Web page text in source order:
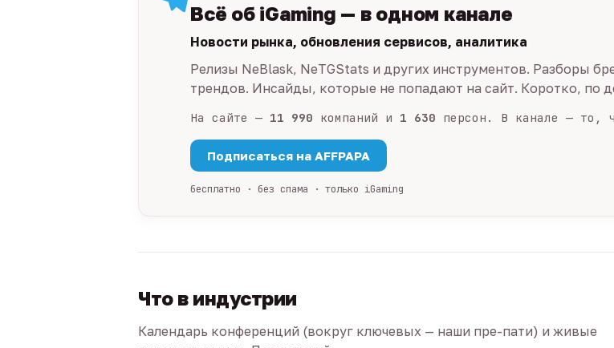
Всё об iGaming — в одном канале
Новости рынка, обновления сервисов, аналитика
Релизы NeBlask, NeTGStats и других инструментов. Разборы
трендов. Инсайды, которые не попадают на сайт. Коротко, по
На сайте — 11 990 компаний и 1 630 персон. В канале — то,
Подписаться на AFFPAPA
бесплатно · без спама · только iGaming
Что в индустрии
Календарь конференций (вокруг ключевых — наши пре-пати) и живые